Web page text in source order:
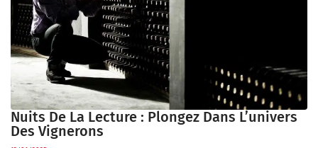
Nuits De La Lecture : Plongez Dans L’univers
Des Vignerons